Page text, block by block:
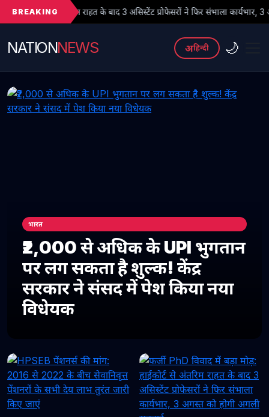
BREAKING
राहत के बाद 3 असिस्टेंट प्रोफेसरों ने फिर संभाला कार्यभार, 3 अगस्त को होगी
NATIONNEWS अहिन्दी 🌙
भारत
₹2,000 से अधिक के UPI भुगतान
पर लग सकता है शुल्क! केंद्र
सरकार ने संसद में पेश किया नया
विधेयक